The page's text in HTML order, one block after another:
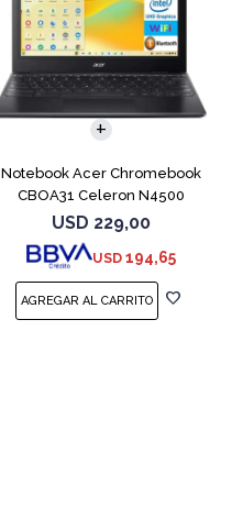
Notebook Acer Chromebook
CBOA31 Celeron N4500
64GB 4GB 11.6"
USD 229,00
USD 194,65
COMPARAR